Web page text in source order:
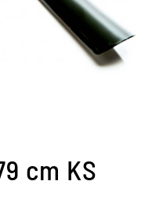
cm KS